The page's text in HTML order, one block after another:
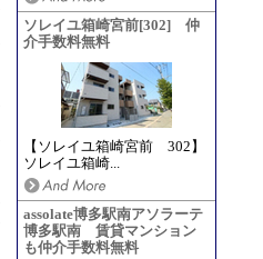
ソレイユ箱崎宮前[302] 仲
介手数料無料
【ソレイユ箱崎宮前 302】
ソレイユ箱崎...
assolate博多駅南アソラーテ
博多駅南 賃貸マンション
も仲介手数料無料